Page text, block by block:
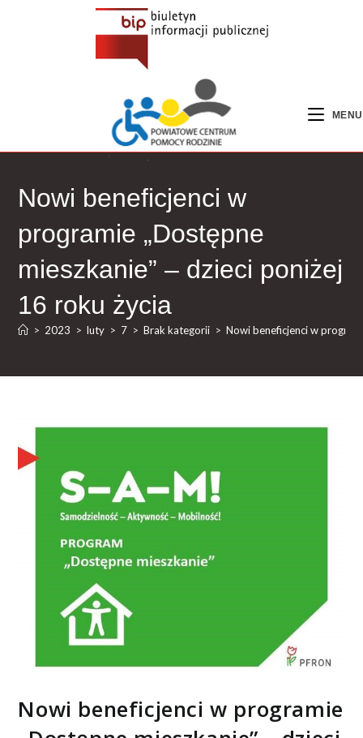
MENU
Nowi beneficjenci w
programie „Dostępne
mieszkanie” – dzieci poniżej
16 roku życia
> 2023 > luty > 7 > Brak kategorii > Nowi beneficjenci w
Nowi beneficjenci w programie